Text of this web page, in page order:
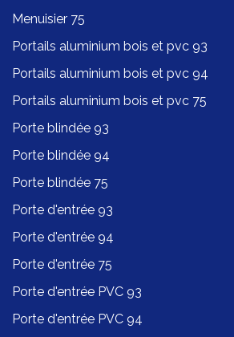
Menuisier 75
Portails aluminium bois et pvc 93
Portails aluminium bois et pvc 94
Portails aluminium bois et pvc 75
Porte blindée 93
Porte blindée 94
Porte blindée 75
Porte d'entrée 93
Porte d'entrée 94
Porte d'entrée 75
Porte d'entrée PVC 93
Porte d'entrée PVC 94